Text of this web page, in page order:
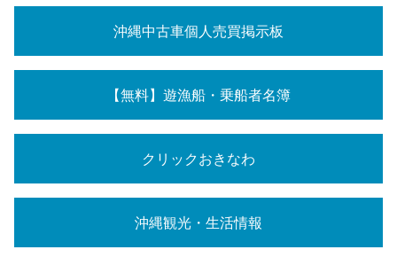
沖縄中古車個人売買掲示板
【無料】遊漁船・乗船者名簿
クリックおきなわ
沖縄観光・生活情報